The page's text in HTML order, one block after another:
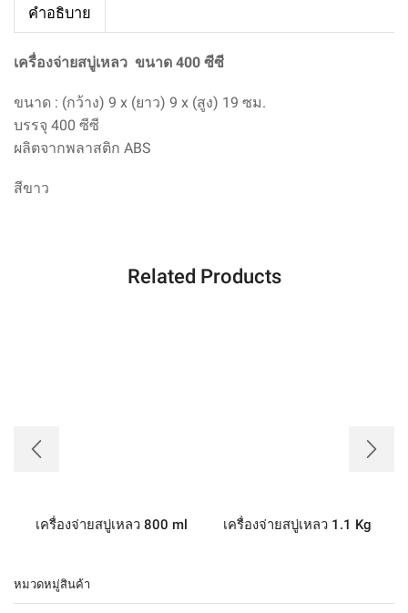
คำอธิบาย
เครื่องจ่ายสบู่เหลว ขนาด 400 ซีซี
ขนาด : (กว้าง) 9 x (ยาว) 9 x (สูง) 19 ซม.
บรรจุ 400 ซีซี
ผลิตจากพลาสติก ABS
สีขาว
Related Products
เครื่องจ่ายสบู่เหลว 800 ml เครื่องจ่ายสบู่เหลว 1.1 Kg
หมวดหมู่สินค้า